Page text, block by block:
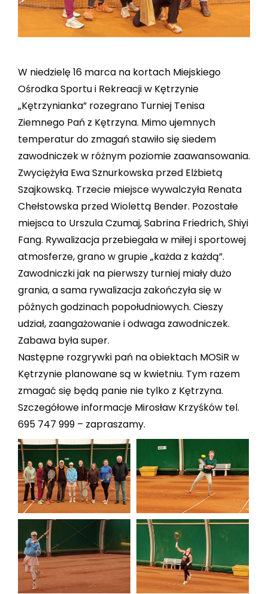
W niedzielę 16 marca na kortach Miejskiego
Ośrodka Sportu i Rekreacji w Kętrzynie
„Kętrzynianka” rozegrano Turniej Tenisa
Ziemnego Pań z Kętrzyna. Mimo ujemnych
temperatur do zmagań stawiło się siedem
zawodniczek w różnym poziomie zaawansowania.
Zwyciężyła Ewa Sznurkowska przed Elżbietą
Szajkowską. Trzecie miejsce wywalczyła Renata
Chełstowska przed Wiolettą Bender. Pozostałe
miejsca to Urszula Czumaj, Sabrina Friedrich, Shiyi
Fang. Rywalizacja przebiegała w miłej i sportowej
atmosferze, grano w grupie „każda z każdą”.
Zawodniczki jak na pierwszy turniej miały dużo
grania, a sama rywalizacja zakończyła się w
późnych godzinach popołudniowych. Cieszy
udział, zaangażowanie i odwaga zawodniczek.
Zabawa była super.
Następne rozgrywki pań na obiektach MOSiR w
Kętrzynie planowane są w kwietniu. Tym razem
zmagać się będą panie nie tylko z Kętrzyna.
Szczegółowe informacje Mirosław Krzyśków tel.
695 747 999 – zapraszamy.